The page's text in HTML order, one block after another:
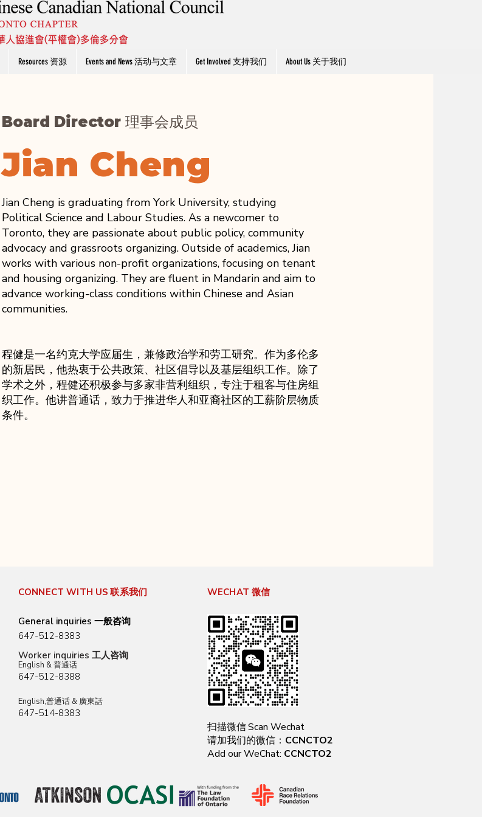
Resources 资源 Events and News 活动与文章 Get Involved 支持我们 About Us 关于我们
Board Director 理事会成员
Jian Cheng
Jian Cheng is graduating from York University, studying
Political Science and Labour Studies. As a newcomer to
Toronto, they are passionate about public policy, community
advocacy and grassroots organizing. Outside of academics, Jian
works with various non-profit organizations, focusing on tenant
and housing organizing. They are fluent in Mandarin and aim to
advance working-class conditions within Chinese and Asian
communities.
程健是一名约克大学应届生，兼修政治学和劳工研究。作为多伦多
的新居民，他热衷于公共政策、社区倡导以及基层组织工作。除了
学术之外，程健还积极参与多家非营利组织，专注于租客与住房组
织工作。他讲普通话，致力于推进华人和亚裔社区的工薪阶层物质
条件。
CONNECT WITH US 联系我们
General inquiries 一般咨询
647-512-8383
Worker inquiries 工人咨询
English & 普通话
647-512-8388
English,普通话 & 廣東話
647-514-8383
WECHAT 微信
扫描微信Scan Wechat
请加我们的微信： CCNCTO2
Add our WeChat: CCNCTO2